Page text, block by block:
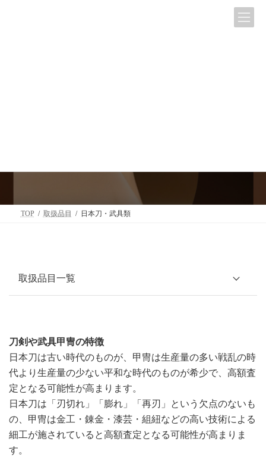
TOP 取扱品目 日本刀・武具類
刀剣や武具甲冑の特徴
日本刀は古い時代のものが、甲冑は生産量の多い戦乱の時
代より生産量の少ない平和な時代のものが希少で、高額査
定となる可能性が高まります。
日本刀は「刃切れ」「膨れ」「再刃」という欠点のないも
の、甲冑は金工・錬金・漆芸・組紐などの高い技術による
細工が施されていると高額査定となる可能性が高まりま
す。
取扱品目一覧
茶道具（抹茶・煎茶）
新作陶芸・工芸
日本刀・武具類
彫刻・彫像・金工細工